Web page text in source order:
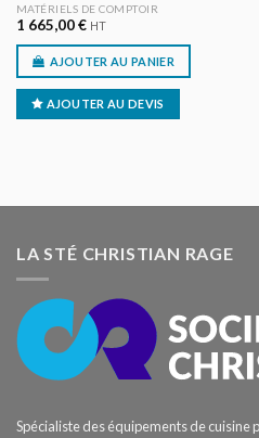
MATÉRIELS DE COMPTOIR
1 665,00€ HT
AJOUTER AU PANIER
AJOUTER AU DEVIS
LA STÉ CHRISTIAN RAGE
Spécialiste des équipements de cuisine